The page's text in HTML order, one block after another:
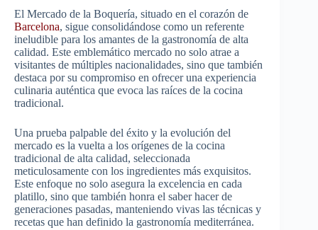
El Mercado de la Boquería, situado en el corazón de
Barcelona, sigue consolidándose como un referente
ineludible para los amantes de la gastronomía de alta
calidad. Este emblemático mercado no solo atrae a
visitantes de múltiples nacionalidades, sino que también
destaca por su compromiso en ofrecer una experiencia
culinaria auténtica que evoca las raíces de la cocina
tradicional.
Una prueba palpable del éxito y la evolución del
mercado es la vuelta a los orígenes de la cocina
tradicional de alta calidad, seleccionada
meticulosamente con los ingredientes más exquisitos.
Este enfoque no solo asegura la excelencia en cada
platillo, sino que también honra el saber hacer de
generaciones pasadas, manteniendo vivas las técnicas y
recetas que han definido la gastronomía mediterránea.